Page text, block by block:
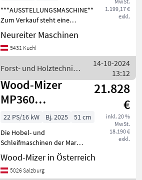
PT 107
1.199,17 €
exkl.
***AUSSTELLUNGSMASCHINE***
Zum Verkauf steht eine
neuwertige Record Power
PT 107 Abricht-
Dickenhobelmaschine mit
mm. Die Maschine ist
Neureiter Maschinen
5431 Kuchl
Forst- und Holztechnik
/ Sonstige
14-10-2024
13:12
Wood-Mizer
MP360
Vierseitenhobel
21.828
€
inkl. 20 %
MwSt.
18.190 €
exkl.
22 PS/16 kW Bj. 2025
51 cm
Die Hobel- und
Schleifmaschinen der Marke
Wood-Mizer, insbesondere
das Modell MP360, bieten
eine beeindruckende
Wood-Mizer in Österreich
5026 Salzburg